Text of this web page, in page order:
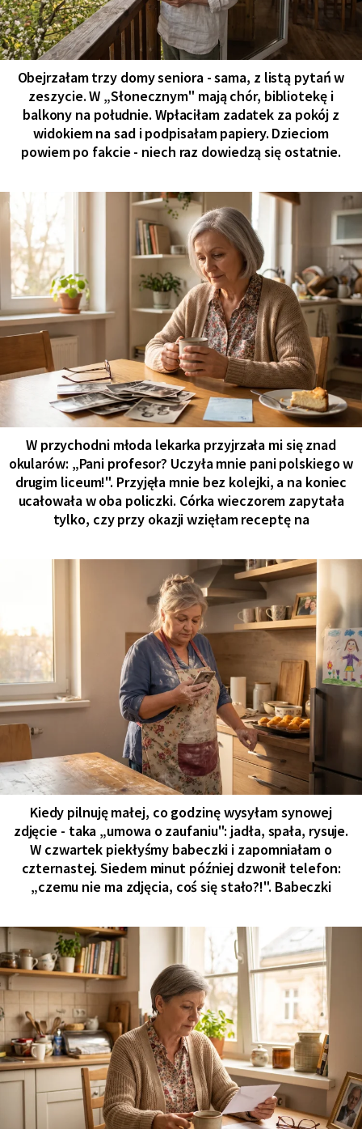
Obejrzałam trzy domy seniora - sama, z listą pytań w
zeszycie. W „Słonecznym" mają chór, bibliotekę i
balkony na południe. Wpłaciłam zadatek za pokój z
widokiem na sad i podpisałam papiery. Dzieciom
powiem po fakcie - niech raz dowiedzą się ostatnie.
W przychodni młoda lekarka przyjrzała mi się znad
okularów: „Pani profesor? Uczyła mnie pani polskiego w
drugim liceum!". Przyjęła mnie bez kolejki, a na koniec
ucałowała w oba policzki. Córka wieczorem zapytała
tylko, czy przy okazji wzięłam receptę na
Kiedy pilnuję małej, co godzinę wysyłam synowej
zdjęcie - taka „umowa o zaufaniu": jadła, spała, rysuje.
W czwartek piekłyśmy babeczki i zapomniałam o
czternastej. Siedem minut później dzwonił telefon:
„czemu nie ma zdjęcia, coś się stało?!". Babeczki